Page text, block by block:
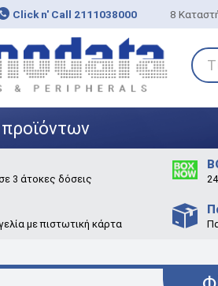
Click n' Call 2111038000 8
3 άτοκες δόσεις
με πιστωτική κάρτα